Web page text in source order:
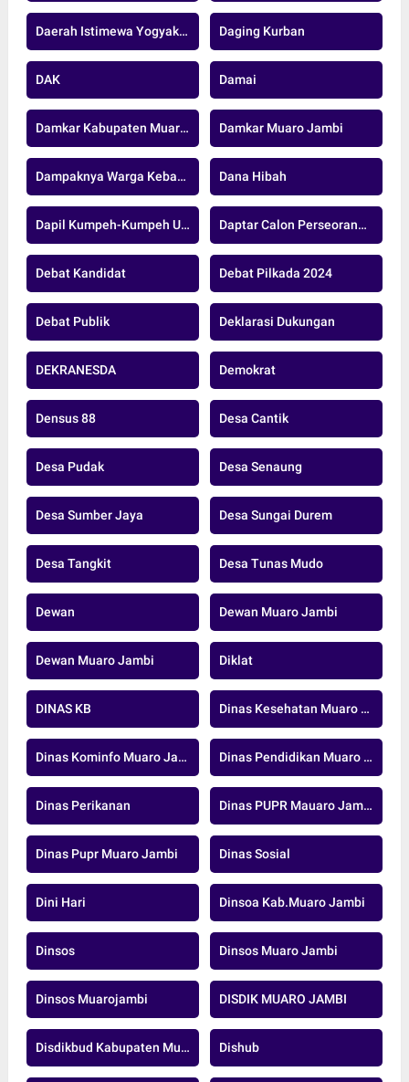
Daerah Istimewa Yogyakarta Daging Kurban
DAK Damai
Damkar Kabupaten Muaro Jambi Damkar Muaro Jambi
Dampaknya Warga Kebanjiran Dana Hibah
Dapil Kumpeh-Kumpeh Ulu Daptar Calon Perseorangan.
Debat Kandidat Debat Pilkada 2024
Debat Publik Deklarasi Dukungan
DEKRANESDA Demokrat
Densus 88 Desa Cantik
Desa Pudak Desa Senaung
Desa Sumber Jaya Desa Sungai Durem
Desa Tangkit Desa Tunas Mudo
Dewan Dewan Muaro Jambi
Dewan Muaro Jambi Diklat
DINAS KB Dinas Kesehatan Muaro Jambi
Dinas Kominfo Muaro Jambi Dinas Pendidikan Muaro Jambi
Dinas Perikanan Dinas PUPR Mauaro Jambi
Dinas Pupr Muaro Jambi Dinas Sosial
Dini Hari Dinsoa Kab.Muaro Jambi
Dinsos Dinsos Muaro Jambi
Dinsos Muarojambi DISDIK MUARO JAMBI
Disdikbud Kabupaten Muaro Jambi Dishub